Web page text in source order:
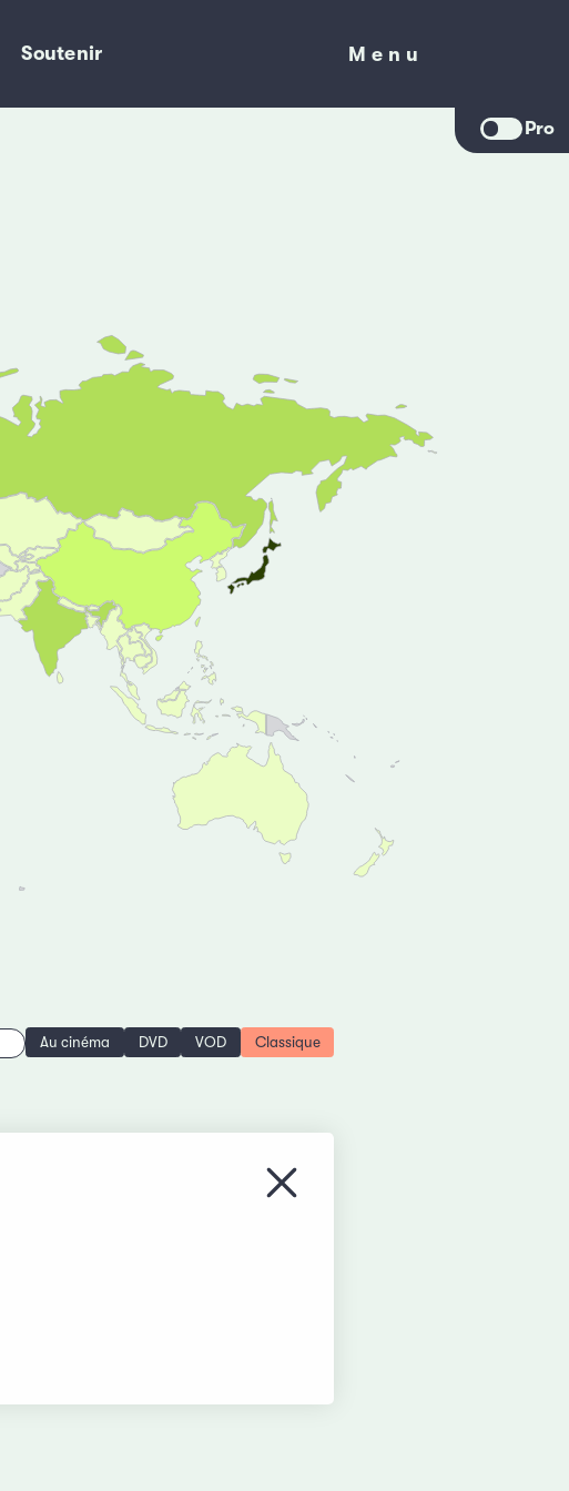
Soutenir
Menu
Menu
Pro
Au cinéma DVD VOD Classique
Fermer le menu